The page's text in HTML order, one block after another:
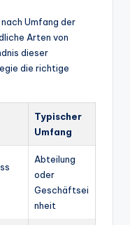
Umfang der
Arten von
dieser
die richtige
Typischer
Umfang
Abteilung
oder
Geschäftsei
nheit